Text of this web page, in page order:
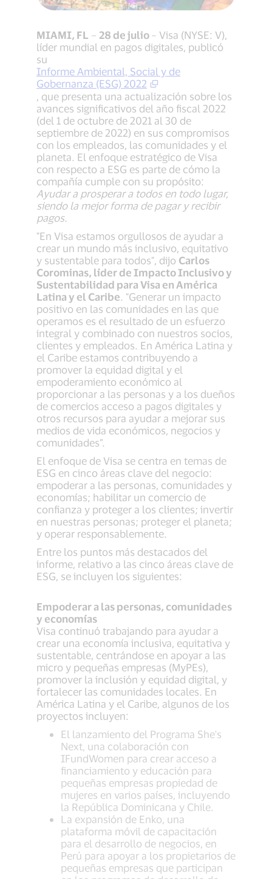
MIAMI, FL – 28 de julio – Visa (NYSE: V),
líder mundial en pagos digitales, publicó
su
Informe Ambiental, Social y de
Gobernanza (ESG) 2022
, que presenta una actualización sobre los
avances significativos del año fiscal 2022
(del 1 de octubre de 2021 al 30 de
septiembre de 2022) en sus compromisos
con los empleados, las comunidades y el
planeta. El enfoque estratégico de Visa
con respecto a ESG es parte de cómo la
compañía cumple con su propósito:
Ayudar a prosperar a todos en todo lugar,
siendo la mejor forma de pagar y recibir
pagos.
"En Visa estamos orgullosos de ayudar a
crear un mundo más inclusivo, equitativo
y sustentable para todos", dijo Carlos
Corominas, líder de Impacto Inclusivo y
Sustentabilidad para Visa en América
Latina y el Caribe . "Generar un impacto
positivo en las comunidades en las que
operamos es el resultado de un esfuerzo
integral y combinado con nuestros socios,
clientes y empleados. En América Latina y
el Caribe estamos contribuyendo a
promover la equidad digital y el
empoderamiento económico al
proporcionar a las personas y a los dueños
de comercios acceso a pagos digitales y
otros recursos para ayudar a mejorar sus
medios de vida económicos, negocios y
comunidades”.
El enfoque de Visa se centra en temas de
ESG en cinco áreas clave del negocio:
empoderar a las personas, comunidades y
economías; habilitar un comercio de
confianza y proteger a los clientes; invertir
en nuestras personas; proteger el planeta;
y operar responsablemente.
Entre los puntos más destacados del
informe, relativo a las cinco áreas clave de
ESG, se incluyen los siguientes:
Empoderar a las personas, comunidades
y economías
Visa continuó trabajando para ayudar a
crear una economía inclusiva, equitativa y
sustentable, centrándose en apoyar a las
micro y pequeñas empresas (MyPEs),
promover la inclusión y equidad digital, y
fortalecer las comunidades locales. En
América Latina y el Caribe, algunos de los
proyectos incluyen:
El lanzamiento del Programa She's
Next, una colaboración con
IFundWomen para crear acceso a
financiamiento y educación para
pequeñas empresas propiedad de
mujeres en varios países, incluyendo
la República Dominicana y Chile.
La expansión de Enko, una
plataforma móvil de capacitación
para el desarrollo de negocios, en
Perú para apoyar a los propietarios de
pequeñas empresas que participan